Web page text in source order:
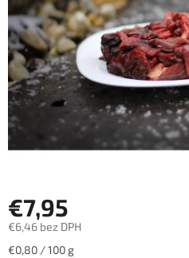
€7,95
€6,46 bez DPH
Jednotková
€0,80 / 100 g